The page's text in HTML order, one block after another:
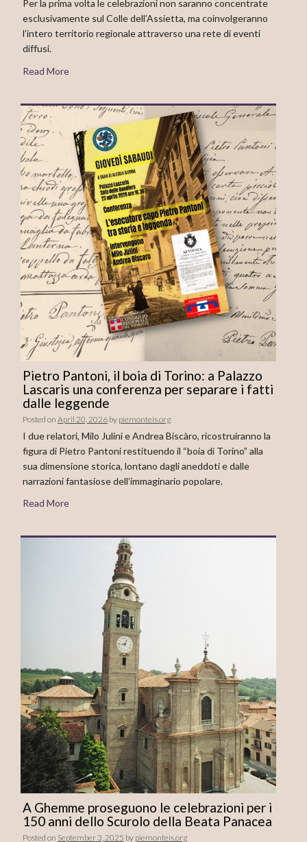
Per la prima volta le celebrazioni non saranno concentrate
esclusivamente sul Colle dell’Assietta, ma coinvolgeranno
l’intero territorio regionale attraverso una rete di eventi
diffusi.
Read More
Pietro Pantoni, il boia di Torino: a Palazzo
Lascaris una conferenza per separare i fatti
dalle leggende
Posted on April 20, 2026 by piemonteis.org
I due relatori, Milo Julini e Andrea Biscàro, ricostruiranno la
figura di Pietro Pantoni restituendo il “boia di Torino” alla
sua dimensione storica, lontano dagli aneddoti e dalle
narrazioni fantasiose dell’immaginario popolare.
Read More
A Ghemme proseguono le celebrazioni per i
150 anni dello Scurolo della Beata Panacea
Posted on September 3, 2025 by piemonteis.org